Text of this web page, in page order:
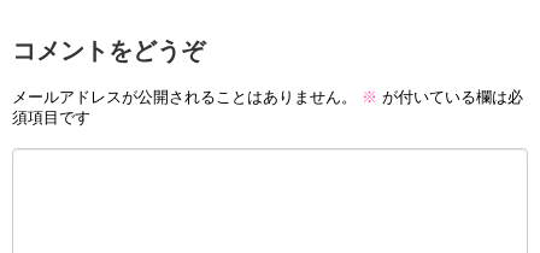
コメントをどうぞ
メールアドレスが公開されることはありません。 ※ が付いている欄は必
須項目です